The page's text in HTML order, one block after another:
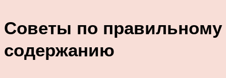
Советы по правильному
содержанию